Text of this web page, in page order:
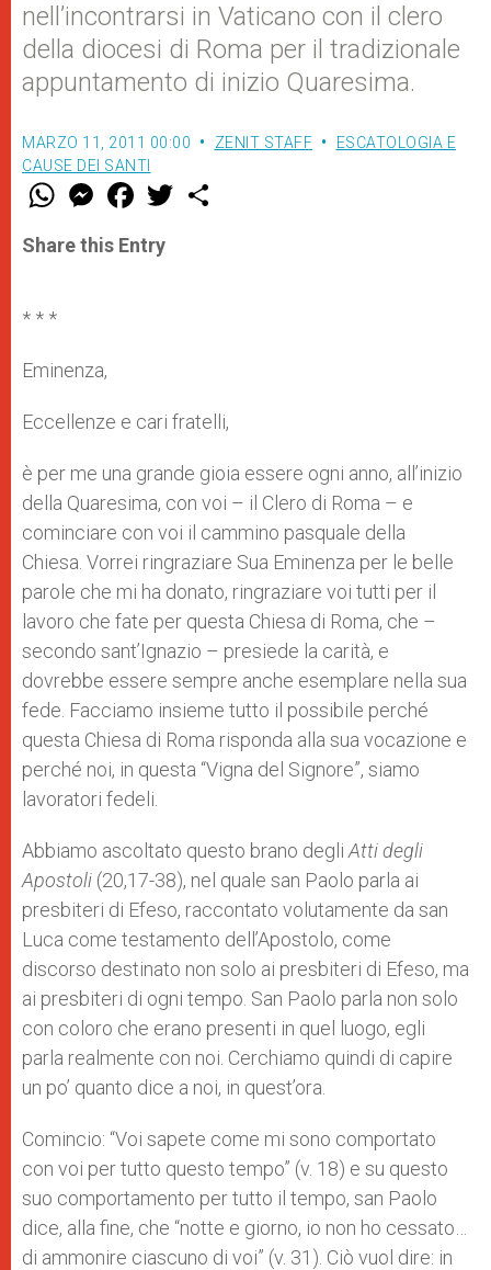
nell’incontrarsi in Vaticano con il clero
della diocesi di Roma per il tradizionale
appuntamento di inizio Quaresima.
MARZO 11, 2011 00:00 ZENIT STAFF
ESCATOLOGIA E
CAUSE DEI SANTI
W
t
s
M
e
s
e
F
a
e
b
w
Share this Entry
* * *
Eminenza,
Eccellenze e cari fratelli,
è per me una grande gioia essere ogni anno, all’inizio
della Quaresima, con voi – il Clero di Roma – e
cominciare con voi il cammino pasquale della
Chiesa. Vorrei ringraziare Sua Eminenza per le belle
parole che mi ha donato, ringraziare voi tutti per il
lavoro che fate per questa Chiesa di Roma, che –
secondo sant’Ignazio – presiede la carità, e
dovrebbe essere sempre anche esemplare nella sua
fede. Facciamo insieme tutto il possibile perché
questa Chiesa di Roma risponda alla sua vocazione e
perché noi, in questa “Vigna del Signore”, siamo
lavoratori fedeli.
Abbiamo ascoltato questo brano degli Atti degli
Apostoli (20,17-38), nel quale san Paolo parla ai
presbiteri di Efeso, raccontato volutamente da san
Luca come testamento dell’Apostolo, come
discorso destinato non solo ai presbiteri di Efeso, ma
ai presbiteri di ogni tempo. San Paolo parla non solo
con coloro che erano presenti in quel luogo, egli
parla realmente con noi. Cerchiamo quindi di capire
un po’ quanto dice a noi, in quest’ora.
Comincio: “Voi sapete come mi sono comportato
con voi per tutto questo tempo” (v. 18) e su questo
suo comportamento per tutto il tempo, san Paolo
dice, alla fine, che “notte e giorno, io non ho cessato…
di ammonire ciascuno di voi” (v. 31). Ciò vuol dire: in